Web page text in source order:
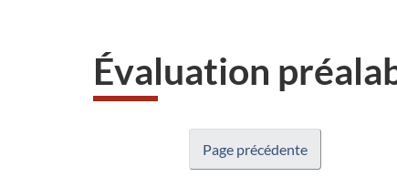
Évaluation
Page précédente